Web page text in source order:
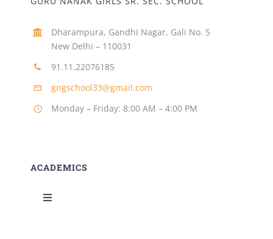
Dharampura, Gandhi Nagar, Gali No. 5
New Delhi – 110031
91.11.22076185
gngschool33@gmail.com
Monday – Friday: 8:00 AM – 4:00 PM
ACADEMICS
Toggle